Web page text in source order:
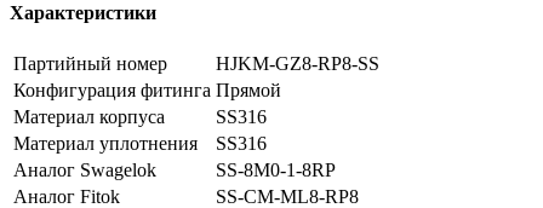
Характеристики
Партийный номер
HJKM-GZ8-RP8-SS
Конфигурация фитинга Прямой
Материал корпуса
SS316
Материал уплотнения
SS316
Аналог Swagelok
SS-8M0-1-8RP
Аналог Fitok
SS-CM-ML8-RP8